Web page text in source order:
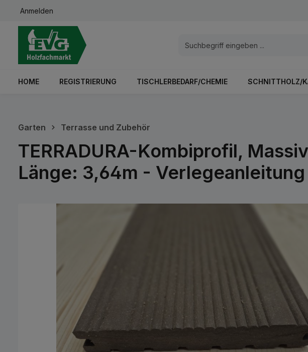
Zur Hauptnavigation springen
Anmelden
HOME REGISTRIERUNG TISCHLERBEDARF/CHEMIE SCHNITTHOLZ/
Garten Terrasse und Zubehör
TERRADURA-Kombiprofil,
Länge: 3,64m -
Bildergalerie überspringen